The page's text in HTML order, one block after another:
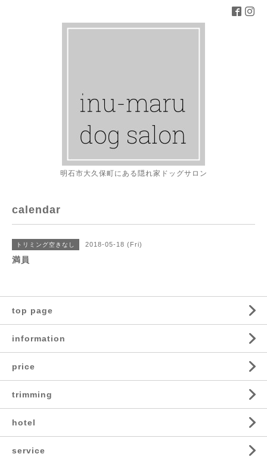
明石市大久保町にある隠れ家ドッグサロン
calendar
トリミング空きなし 2018-05-18 (Fri)
満員
top page
information
price
trimming
hotel
service